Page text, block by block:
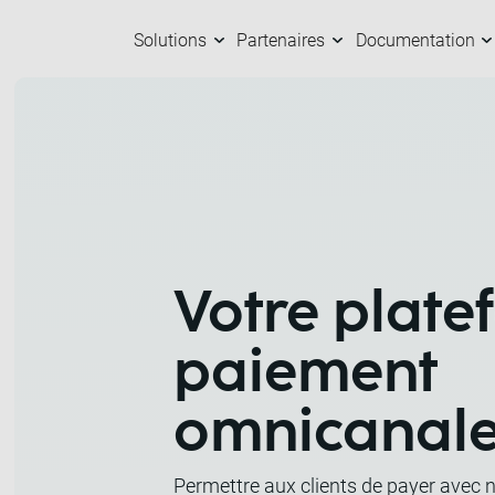
Solutions Partenaires Documentation
Votre
paiement
Permettre aux clients de payer avec